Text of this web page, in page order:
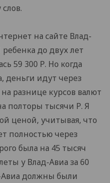
на сайте Влад-
до двух лет
59 300 Р. Но когда
деньги идут через
разнице курсов валют
полторы тысячи Р. Я
ценой, учитывая, что
полностью через
была на 45 тысяч
у Влад-Авиа за 60
должны были